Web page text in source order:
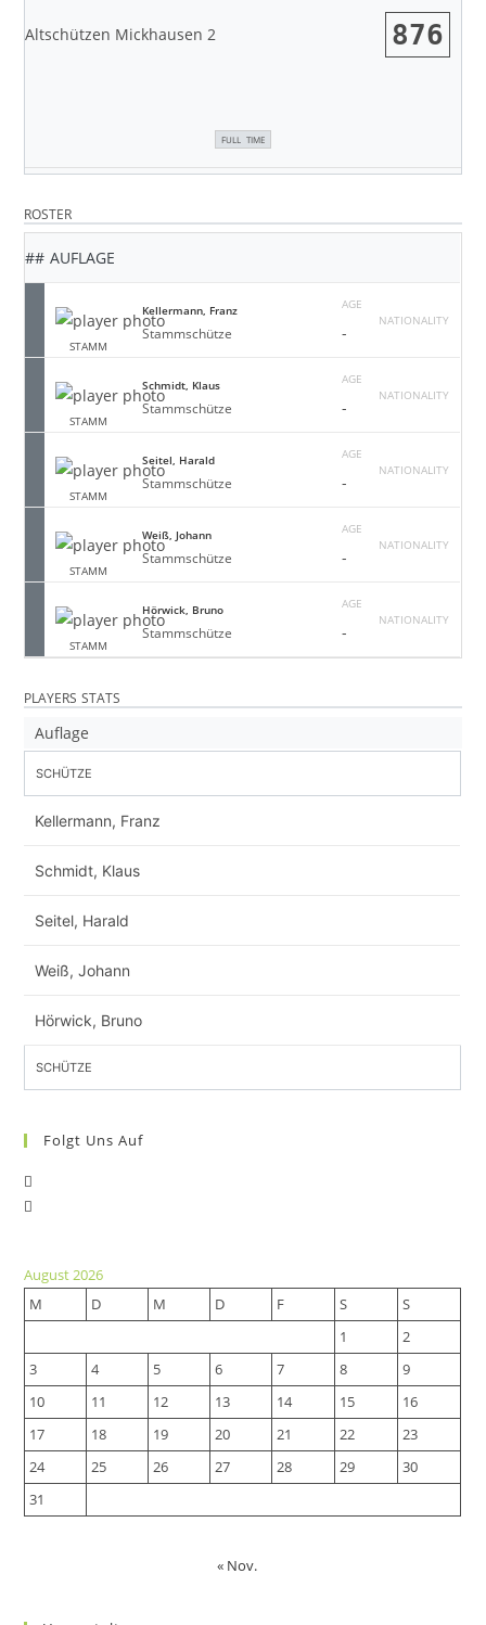
Altschützen Mickhausen 2 876
FULL TIME
ROSTER
## AUFLAGE
STAMM
Kellermann, Franz
Stammschütze
AGE
-
NATIONALITY
STAMM
Schmidt, Klaus
Stammschütze
AGE
-
NATIONALITY
STAMM
Seitel, Harald
Stammschütze
AGE
-
NATIONALITY
STAMM
Weiß, Johann
Stammschütze
AGE
-
NATIONALITY
STAMM
Hörwick, Bruno
Stammschütze
AGE
-
NATIONALITY
PLAYERS STATS
Auflage
SCHÜTZE
Kellermann, Franz
Schmidt, Klaus
Seitel, Harald
Weiß, Johann
Hörwick, Bruno
SCHÜTZE
Folgt Uns Auf
tab
new
tab
August 2026
M
D M D F S
S
1
2
3
4 5 6 7 8
9
10
11 12 13 14 15
16
17
18 19 20 21 22
23
24
25 26 27 28 29
30
31
« Nov.